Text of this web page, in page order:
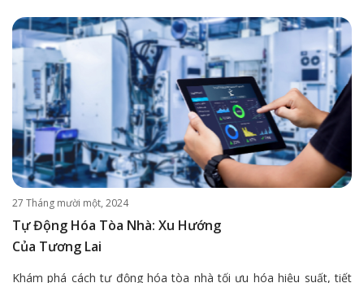
27 Tháng mười một, 2024
Tự Động Hóa Tòa Nhà: Xu Hướng
Của Tương Lai
Khám phá cách tự động hóa tòa nhà tối ưu hóa hiệu suất, tiết